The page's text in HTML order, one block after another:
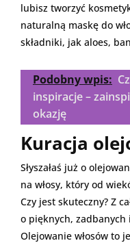
lubisz tworzyć
naturalną maskę do
składniki, jak aloes,
Podobny wpis:
inspiracje –
okazję
Kuracja
Słyszałaś już o
na włosy, który od
Czy jest skuteczny? Z
o pięknych, zadbanych
Olejowanie włosów to